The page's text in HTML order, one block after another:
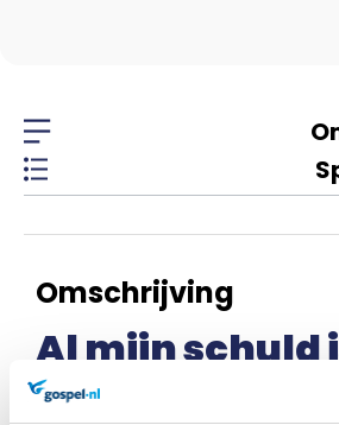
Omschrijving
Al mijn schuld
weggedaan